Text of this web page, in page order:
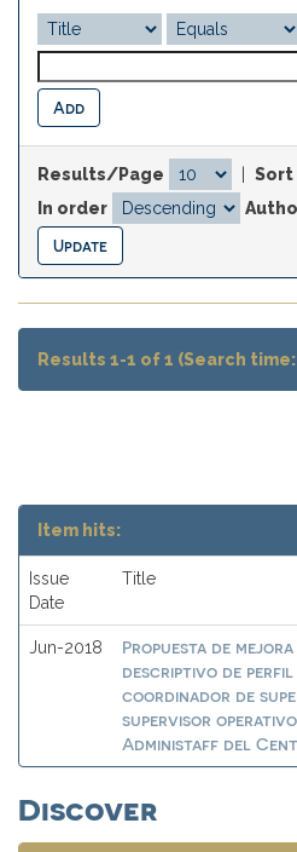
Results/Page
Sort
In order
Results 1-1 of 1 (Search
Item hits:
Issue
Date
Title
Jun-2018
Propuesta de
descriptivo de perfil
coordinador de
supervisor
Administaff del
Discover